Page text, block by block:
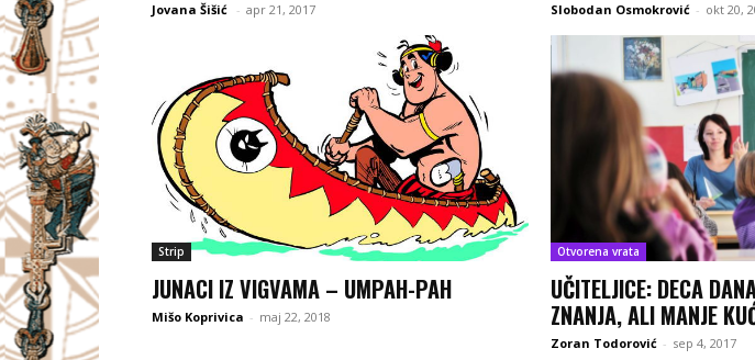
Jovana Šišić - apr 21, 2017 Slobodan Osmokrović - okt 20,
Strip
JUNACI IZ VIGVAMA – UMPAH-PAH
Mišo Koprivica - maj 22, 2018
Otvorena vrata
UČITELJICE: DECA
ZNANJA, ALI MANJE
Zoran Todorović - sep 4, 2017